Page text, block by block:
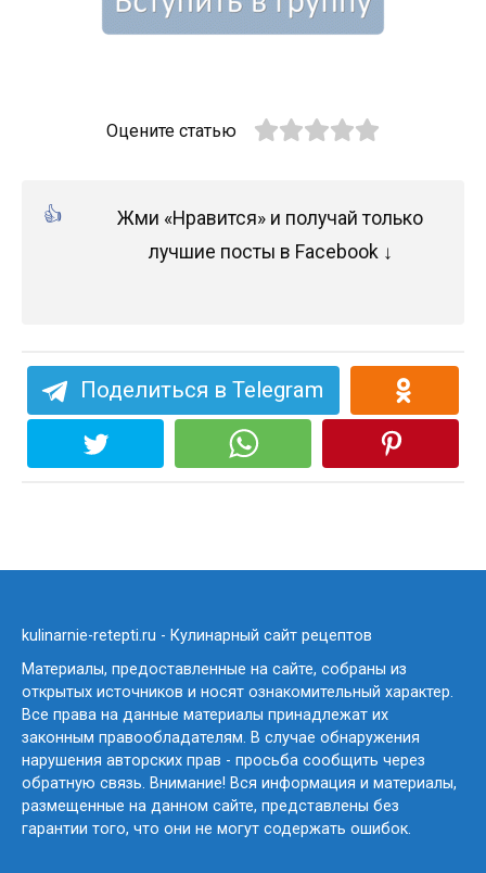
Оцените статью
Жми «Нравится» и получай только
лучшие посты в Facebook ↓
Поделиться в Telegram
kulinarnie-retepti.ru - Кулинарный сайт рецептов
Материалы, предоставленные на сайте, собраны из
открытых источников и носят ознакомительный характер.
Все права на данные материалы принадлежат их
законным правообладателям. В случае обнаружения
нарушения авторских прав - просьба сообщить через
обратную связь. Внимание! Вся информация и материалы,
размещенные на данном сайте, представлены без
гарантии того, что они не могут содержать ошибок.